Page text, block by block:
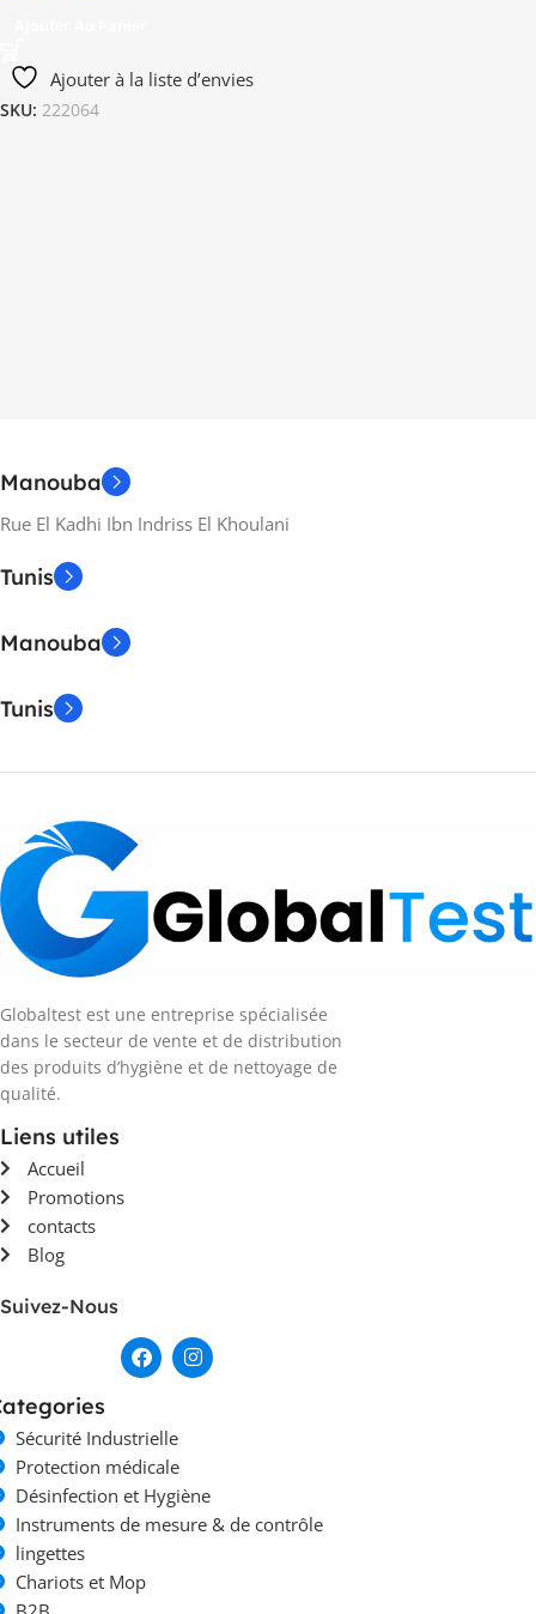
Ajouter à la liste d’envies
SKU: 222064
Manouba
Rue El Kadhi Ibn Indriss El Khoulani
Tunis
Manouba
Tunis
Globaltest est une entreprise spécialisée
dans le secteur de vente et de distribution
des produits d’hygiène et de nettoyage de
qualité.
Liens utiles
Accueil
Promotions
contacts
Blog
Suivez-Nous
Sécurité Industrielle
Protection médicale
Désinfection et Hygiène
Instruments de mesure & de contrôle
lingettes
Chariots et Mop